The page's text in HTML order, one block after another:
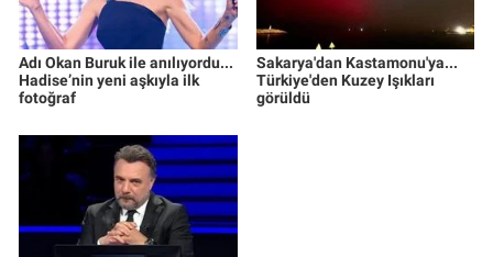
Adı Okan Buruk ile anılıyordu...
Hadise’nin yeni aşkıyla ilk
fotoğraf
Sakarya'dan Kastamonu'ya...
Türkiye'den Kuzey Işıkları
görüldü